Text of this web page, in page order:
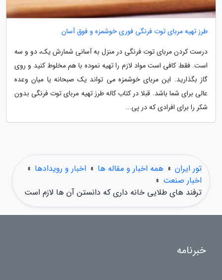
طرز تهیه مربای توت فرنگی فوری خوشمزه و فوق آسان
درست کردن مربای توت فرنگی در منزل به آسانی شمارش یک، دو و سه
است. فقط کافی است مواد لازم را تهیه نموده با هم مخلوط کنید و روی
گاز بگذارید. این مربای خوشمزه می تواند یک صبحانه یا میان وعده
عالی برای شما باشد. قبلا در کتاب کاله طرز تهیه مربای توت فرنگی بدون
شکر را برای افرادی که در پی...
تور ایران » همه اخبار و مقاله ها » اخبار و رویدادها »
اخبار صنعت »
ترفند های طلایی خانه داری که دانستن آن ها لازم است
خبرنامه